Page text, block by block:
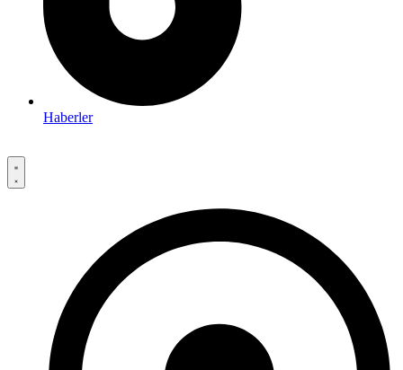
Haberler